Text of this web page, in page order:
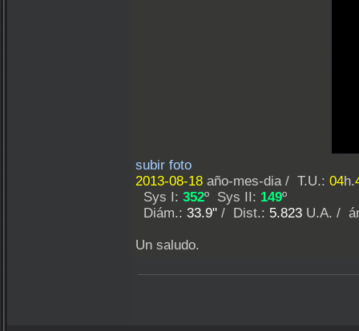
subir foto
2013-08-18 año-mes-dia / T.U.: 04h.
Sys I: 352º Sys II: 149º
Diám.: 33.9" / Dist.: 5.823 U.A. /
Un saludo.